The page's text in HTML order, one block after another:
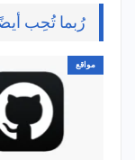
رُبما تُحِب
مواقع